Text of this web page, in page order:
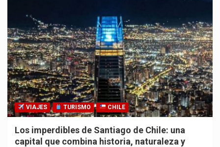
VIAJES TURISMO CHILE
Los imperdibles de Santiago de Chile: una
capital que combina historia, naturaleza y